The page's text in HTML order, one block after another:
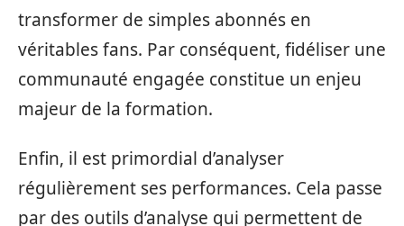
transformer de simples abonnés en
véritables fans. Par conséquent, fidéliser une
communauté engagée constitue un enjeu
majeur de la formation.
Enfin, il est primordial d’analyser
régulièrement ses performances. Cela passe
par des outils d’analyse qui permettent de